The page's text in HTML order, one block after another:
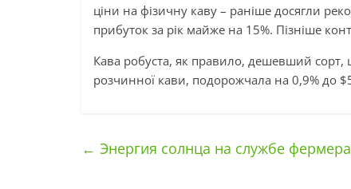
ціни на фізичну каву – раніше досягли
прибуток за рік майже на 15%. Пізніше
Кава робуста, як правило, дешевший
розчинної кави, подорожчала на 0,9% до
← Энергия солнца на службе фермера